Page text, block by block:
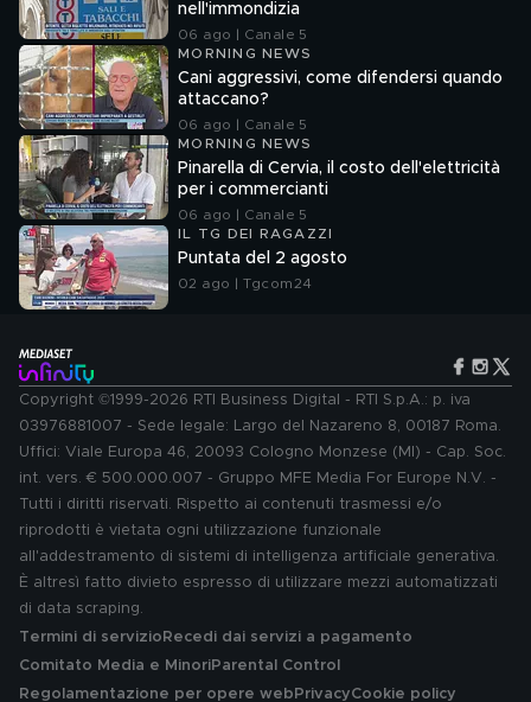
nell'immondizia
06 ago | Canale 5
MORNING NEWS
Cani aggressivi, come difendersi quando
attaccano?
06 ago | Canale 5
MORNING NEWS
Pinarella di Cervia, il costo dell'elettricità
per i commercianti
06 ago | Canale 5
IL TG DEI RAGAZZI
Puntata del 2 agosto
02 ago | Tgcom24
Copyright ©1999-2026 RTI Business Digital - RTI S.p.A.: p. iva
03976881007 - Sede legale: Largo del Nazareno 8, 00187 Roma.
Uffici: Viale Europa 46, 20093 Cologno Monzese (MI) - Cap. Soc.
int. vers. € 500.000.007 - Gruppo MFE Media For Europe N.V. -
Tutti i diritti riservati. Rispetto ai contenuti trasmessi e/o
riprodotti è vietata ogni utilizzazione funzionale
all'addestramento di sistemi di intelligenza artificiale generativa.
È altresì fatto divieto espresso di utilizzare mezzi automatizzati
di data scraping.
Termini di servizio Recedi dai servizi a pagamento
Comitato Media e MinoriParental Control
Regolamentazione per opere web PrivacyCookie policy